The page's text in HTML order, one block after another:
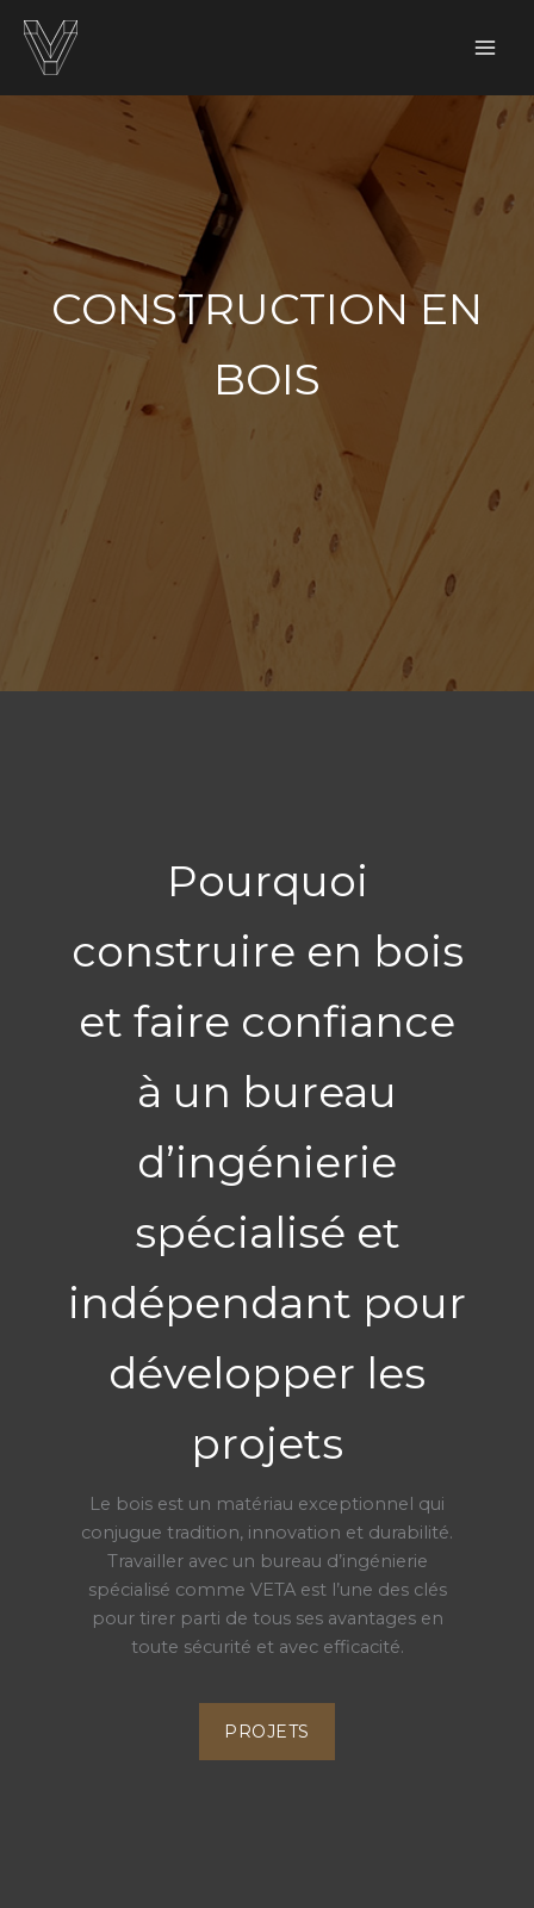
contenu
CONSTRUCTION EN
BOIS
Pourquoi
construire en bois
et faire confiance
à un bureau
d’ingénierie
spécialisé et
indépendant pour
développer les
projets
Le bois est un matériau exceptionnel qui
conjugue tradition, innovation et durabilité.
Travailler avec un bureau d’ingénierie
spécialisé comme VETA est l’une des clés
pour tirer parti de tous ses avantages en
toute sécurité et avec efficacité.
PROJETS